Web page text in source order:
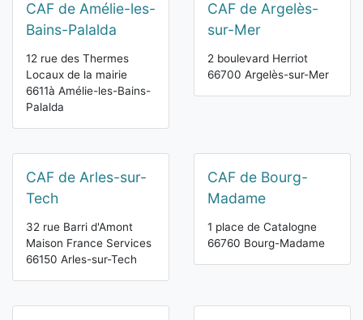
CAF de Amélie-les-
Bains-Palalda
12 rue des Thermes
Locaux de la mairie
6611à Amélie-les-Bains-
Palalda
CAF de Argelès-
sur-Mer
2 boulevard Herriot
66700 Argelès-sur-Mer
CAF de Arles-sur-
Tech
32 rue Barri d'Amont
Maison France Services
66150 Arles-sur-Tech
CAF de Bourg-
Madame
1 place de Catalogne
66760 Bourg-Madame